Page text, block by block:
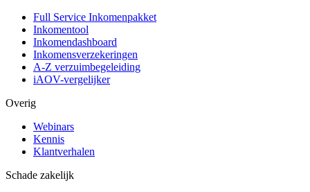
Full Service Inkomenpakket
Inkomentool
Inkomendashboard
Inkomensverzekeringen
A-Z verzuimbegeleiding
iAOV-vergelijker
Overig
Webinars
Kennis
Klantverhalen
Schade zakelijk